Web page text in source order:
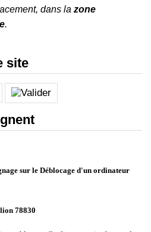
dans la zone
.
site
sur le Déblocage d'un ordinateur
78830